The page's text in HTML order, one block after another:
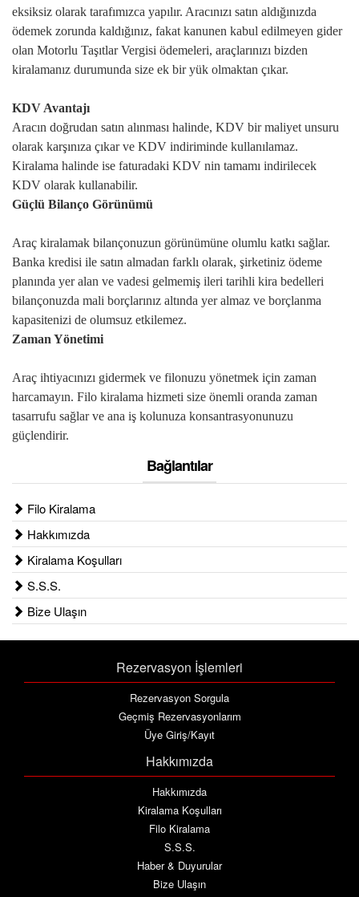
eksiksiz olarak tarafımızca yapılır. Aracınızı satın aldığınızda
ödemek zorunda kaldığınız, fakat kanunen kabul edilmeyen gider
olan Motorlu Taşıtlar Vergisi ödemeleri, araçlarınızı bizden
kiralamanız durumunda size ek bir yük olmaktan çıkar.
KDV Avantajı
Aracın doğrudan satın alınması halinde, KDV bir maliyet unsuru
olarak karşınıza çıkar ve KDV indiriminde kullanılamaz.
Kiralama halinde ise faturadaki KDV nin tamamı indirilecek
KDV olarak kullanabilir.
Güçlü Bilanço Görünümü
Araç kiralamak bilançonuzun görünümüne olumlu katkı sağlar.
Banka kredisi ile satın almadan farklı olarak, şirketiniz ödeme
planında yer alan ve vadesi gelmemiş ileri tarihli kira bedelleri
bilançonuzda mali borçlarınız altında yer almaz ve borçlanma
kapasitenizi de olumsuz etkilemez.
Zaman Yönetimi
Araç ihtiyacınızı gidermek ve filonuzu yönetmek için zaman
harcamayın. Filo kiralama hizmeti size önemli oranda zaman
tasarrufu sağlar ve ana iş kolunuza konsantrasyonunuzu
güçlendirir.
Bağlantılar
Filo Kiralama
Hakkımızda
Kiralama Koşulları
S.S.S.
Bize Ulaşın
Rezervasyon İşlemleri
Rezervasyon Sorgula
Geçmiş Rezervasyonlarım
Üye Giriş/Kayıt
Hakkımızda
Hakkımızda
Kiralama Koşulları
Filo Kiralama
S.S.S.
Haber & Duyurular
Bize Ulaşın